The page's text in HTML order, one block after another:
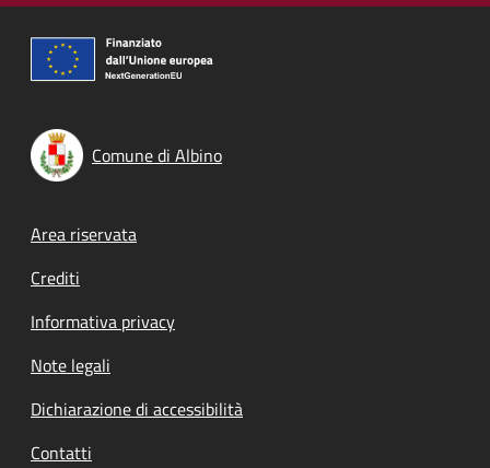
Comune di Albino
Footer menu
Area riservata
Crediti
Informativa privacy
Note legali
Dichiarazione di accessibilità
Contatti